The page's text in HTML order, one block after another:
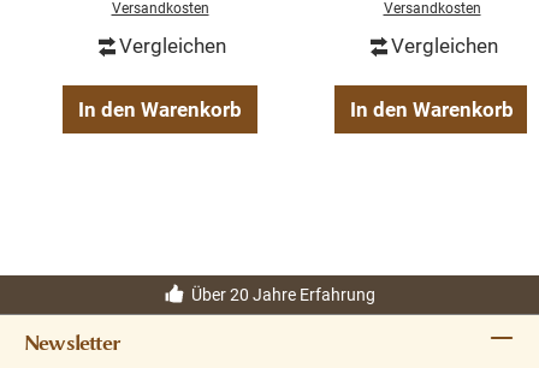
Versandkosten
Vergleichen
In den Warenkorb
Versandkosten
Vergleichen
In den Warenkorb
Über 20 Jahre Erfahrung
Newsletter